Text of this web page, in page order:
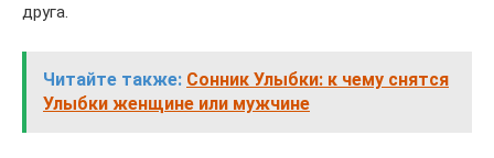
друга.
Читайте также: Сонник Улыбки: к чему снятся
Улыбки женщине или мужчине